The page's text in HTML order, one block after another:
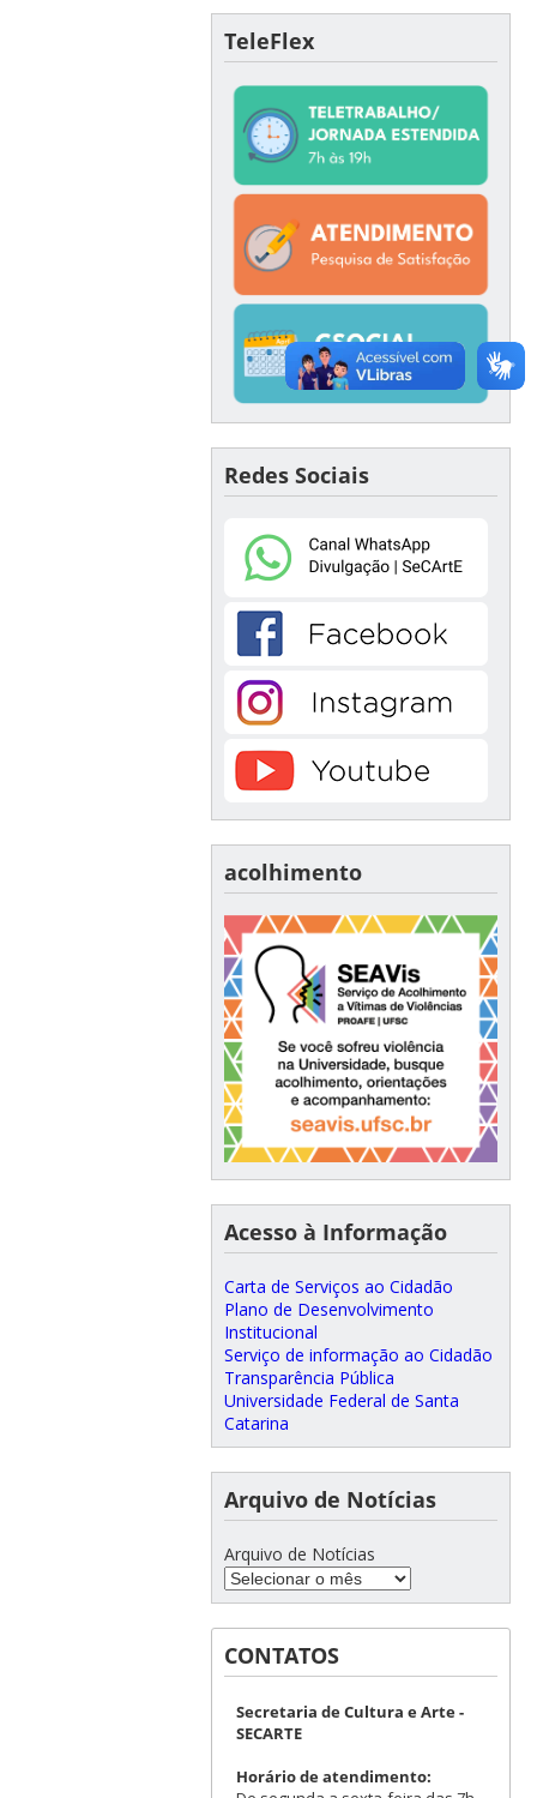
TeleFlex
Redes Sociais
acolhimento
Acesso à Informação
Carta de Serviços ao Cidadão
Plano de Desenvolvimento
Institucional
Serviço de informação ao Cidadão
Transparência Pública
Universidade Federal de Santa
Catarina
Arquivo de Notícias
Arquivo de Notícias
CONTATOS
Secretaria de Cultura e Arte -
SECARTE
Horário de atendimento: